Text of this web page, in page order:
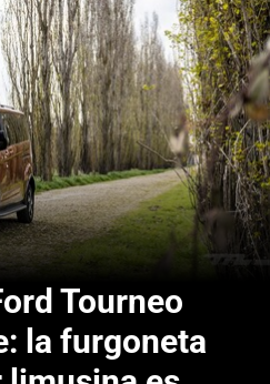
Tourneo
la furgoneta